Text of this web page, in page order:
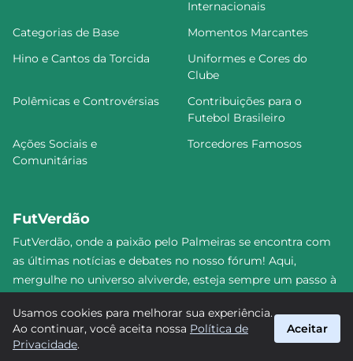
Internacionais
Categorias de Base
Momentos Marcantes
Hino e Cantos da Torcida
Uniformes e Cores do
Clube
Polêmicas e Controvérsias
Contribuições para o
Futebol Brasileiro
Ações Sociais e
Comunitárias
Torcedores Famosos
FutVerdão
FutVerdão, onde a paixão pelo Palmeiras se encontra com
as últimas notícias e debates no nosso fórum! Aqui,
mergulhe no universo alviverde, esteja sempre um passo à
comunidade. Junte-se a nós nesta jornada emocionante!
#Palmeiras #FutVerdão
Usamos cookies para melhorar sua experiência.
Ao continuar, você aceita nossa Política de
Privacidade.
Aceitar